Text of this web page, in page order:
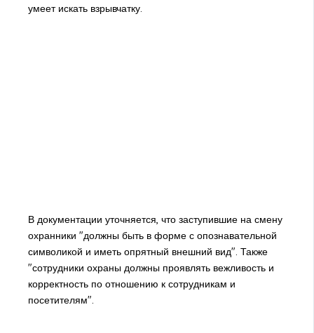
умеет искать взрывчатку.
В документации уточняется, что заступившие на смену
охранники "должны быть в форме с опознавательной
символикой и иметь опрятный внешний вид". Также
"сотрудники охраны должны проявлять вежливость и
корректность по отношению к сотрудникам и
посетителям".